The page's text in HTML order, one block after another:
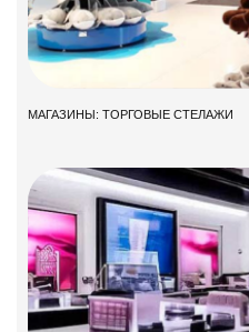
МАГАЗИНЫ: ТОРГОВЫЕ СТЕЛАЖИ